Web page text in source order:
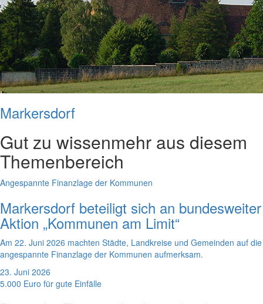
Markersdorf
Gut zu wissenmehr aus diesem
Themenbereich
Angespannte Finanzlage der Kommunen
Markersdorf beteiligt sich an bundesweiter
Aktion „Kommunen am Limit“
Am 22. Juni 2026 machten Städte, Landkreise und Gemeinden auf die
angespannte Finanzlage der Kommunen aufmerksam.
23. Juni 2026
5.000 Euro für gute Einfälle